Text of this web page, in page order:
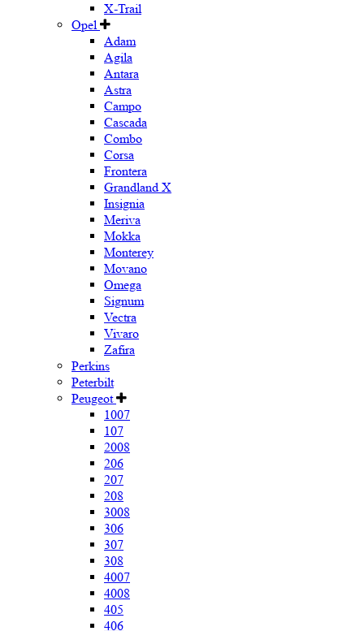
X-Trail
Opel
Adam
Agila
Antara
Astra
Campo
Cascada
Combo
Corsa
Frontera
Grandland X
Insignia
Meriva
Mokka
Monterey
Movano
Omega
Signum
Vectra
Vivaro
Zafira
Perkins
Peterbilt
Peugeot
1007
107
2008
206
207
208
3008
306
307
308
4007
4008
405
406